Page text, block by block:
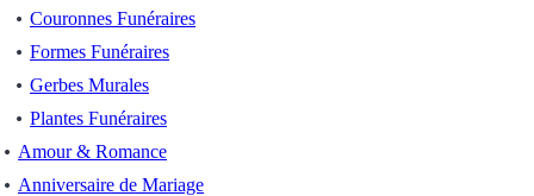
Couronnes Funéraires
Formes Funéraires
Gerbes Murales
Plantes Funéraires
Amour & Romance
Anniversaire de Mariage